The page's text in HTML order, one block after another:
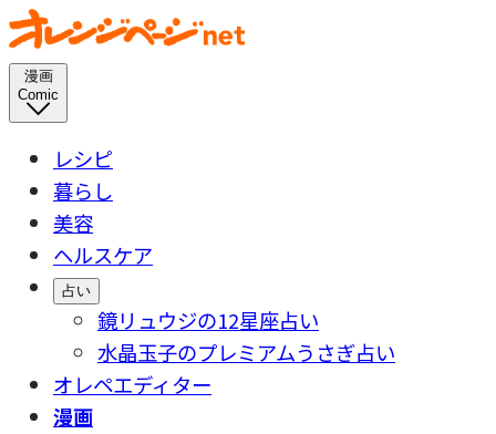
漫画
Comic
レシピ
暮らし
美容
ヘルスケア
占い
鏡リュウジの12星座占い
水晶玉子のプレミアムうさぎ占い
オレペエディター
漫画